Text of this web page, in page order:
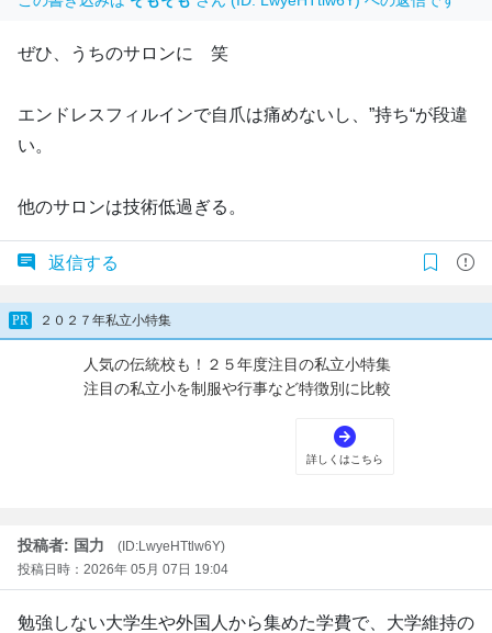
ぜひ、うちのサロンに 笑
エンドレスフィルインで自爪は痛めないし、”持ち“が段違
い。
他のサロンは技術低過ぎる。
返信する
投稿者: 国力
(ID:LwyeHTtlw6Y)
投稿日時：2026年 05月 07日 19:04
勉強しない大学生や外国人から集めた学費で、大学維持の